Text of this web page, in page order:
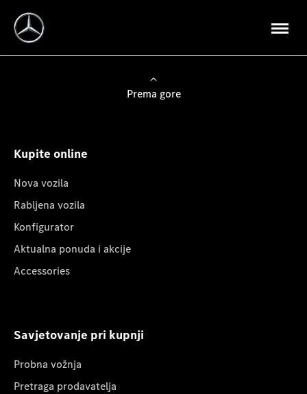
Prema gore
Kupite online
Nova vozila
Rabljena vozila
Konfigurator
Aktualna ponuda i akcije
Accessories
Savjetovanje pri kupnji
Probna vožnja
Pretraga prodavatelja